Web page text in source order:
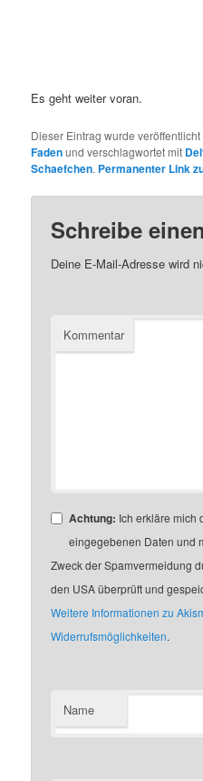
Es geht weiter voran.
Dieser Eintrag wurde
Fadenund verschlagwortet mit
Schaefchen. Permanenter Link
Schreibe
Deine E-Mail-Adresse wird
Kommentar
Achtung: Ich erkläre mich
eingegebenen Daten und
Zweck der Spamvermeidung
den USA überprüft und
Weitere Informationen zu
Widerrufsmöglichkeiten.
Name